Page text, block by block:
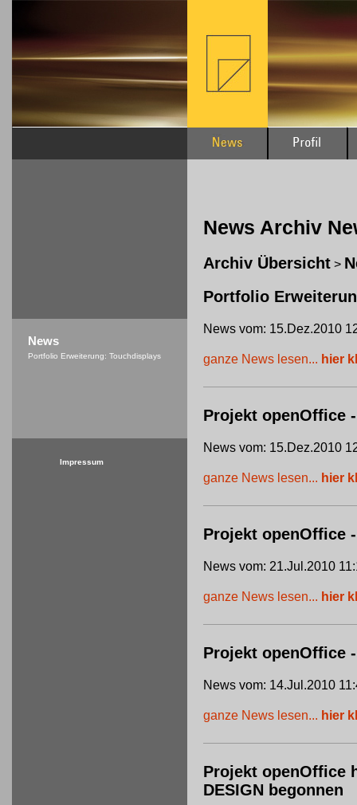
News Archiv
Archiv Übersicht >
Portfolio
News vom: 15.Dez.2010
ganze News lesen... hier
Projekt openOffice
News vom: 15.Dez.2010
ganze News lesen... hier
Projekt openOffice
News vom: 21.Jul.2010
ganze News lesen... hier
Projekt openOffice
News vom: 14.Jul.2010
ganze News lesen... hier
Projekt openOffice
DESIGN begonnen
News
Portfolio Erweiterung: Touchdisplays
Impressum